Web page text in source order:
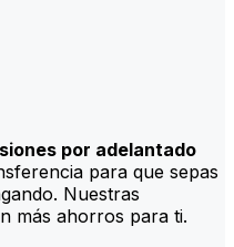
por adelantado
para que sepas
Nuestras
más ahorros para ti.